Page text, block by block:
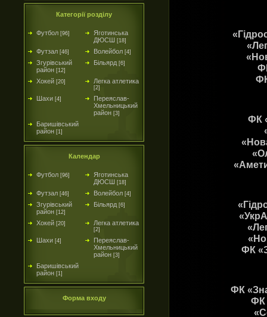
Категорії розділу
Футбол [96]
Яготинська
ДЮСШ [18]
Футзал [46] Волейбол [4]
Згурівський
район [12]
Більярд [6]
Хокей [20] Легка атлетика
[2]
Шахи [4]
Переяслав-
Хмельницький
район [3]
Баришівський
район [1]
Календар
Футбол [96]
Яготинська
ДЮСШ [18]
Футзал [46] Волейбол [4]
Згурівський
район [12]
Більярд [6]
Хокей [20] Легка атлетика
[2]
Шахи [4]
Переяслав-
Хмельницький
район [3]
Баришівський
район [1]
Форма входу
ФК
ФК
ФК
ФК